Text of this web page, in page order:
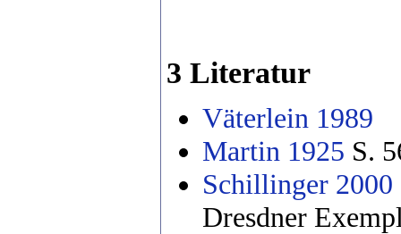
3 Literatur
Väterlein 1989
Martin 1925 S.
Schillinger 2000
Dresdner